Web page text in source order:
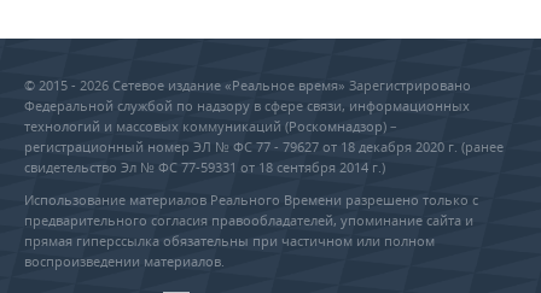
© 2015 - 2026 Сетевое издание «Реальное время» Зарегистрировано
Федеральной службой по надзору в сфере связи, информационных
технологий и массовых коммуникаций (Роскомнадзор) –
регистрационный номер ЭЛ № ФС 77 - 79627 от 18 декабря 2020 г. (ранее
свидетельство Эл № ФС 77-59331 от 18 сентября 2014 г.)
Использование материалов Реального Времени разрешено только с
предварительного согласия правообладателей, упоминание сайта и
прямая гиперссылка обязательны при частичном или полном
воспроизведении материалов.